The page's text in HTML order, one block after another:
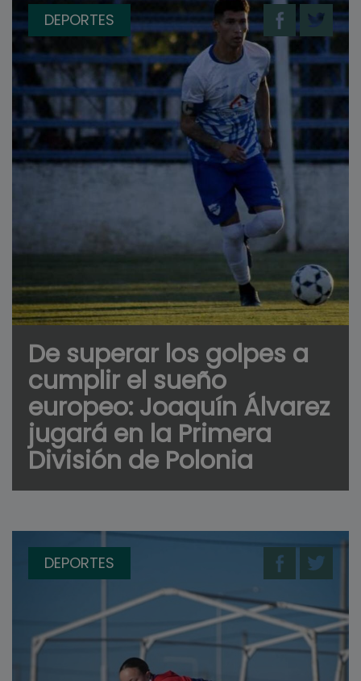
DEPORTES
De superar los golpes a
cumplir el sueño
europeo: Joaquín Álvarez
jugará en la Primera
División de Polonia
DEPORTES